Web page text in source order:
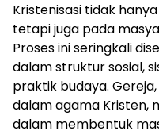
Kristenisasi tidak
tetapi juga pada
Proses ini seringkali
dalam struktur sosial,
praktik budaya.
dalam agama Kristen,
dalam membentuk